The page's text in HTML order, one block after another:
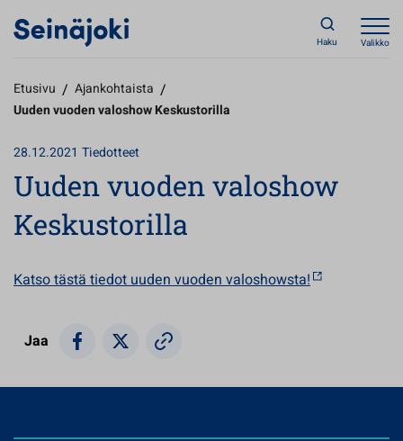
Haku Valikko
Etusivu / Ajankohtaista /
Uuden vuoden valoshow Keskustorilla
28.12.2021 Tiedotteet
Uuden vuoden valoshow
Keskustorilla
Katso tästä tiedot uuden vuoden valoshowsta!
Jaa